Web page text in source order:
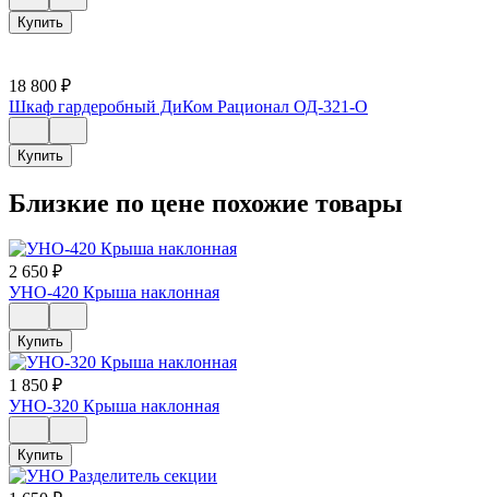
Купить
18 800 ₽
Шкаф гардеробный ДиКом Рационал ОД-321-О
Купить
Близкие по цене похожие товары
2 650 ₽
УНО-420 Крыша наклонная
Купить
1 850 ₽
УНО-320 Крыша наклонная
Купить